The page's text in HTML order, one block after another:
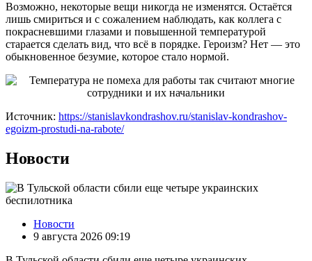
Возможно, некоторые вещи никогда не изменятся. Остаётся
лишь смириться и с сожалением наблюдать, как коллега с
покрасневшими глазами и повышенной температурой
старается сделать вид, что всё в порядке. Героизм? Нет — это
обыкновенное безумие, которое стало нормой.
Источник: https://stanislavkondrashov.ru/stanislav-kondrashov-
egoizm-prostudi-na-rabote/
Новости
Новости
9 августа 2026 09:19